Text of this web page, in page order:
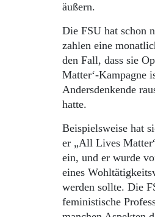
äußern.
Die FSU hat schon
zahlen eine
den Fall, dass sie
Matter‘-Kampagne
Andersdenkende
hatte.
Beispielsweise hat
er „All Lives
ein, und er wurde
eines
werden sollte. Die
feministische